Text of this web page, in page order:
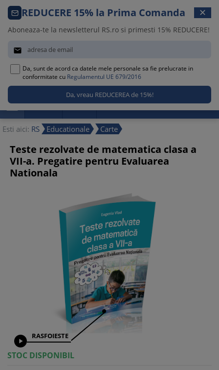
Comanda telefonica · 021 209 45 12

 Promotii Noutati Reduceri
Esti aici: RS Educationale Carte
REDUCERE 15% la Prima Comanda ✕
Aboneaza-te la newsletterul RS.ro si primesti 15% REDUCERE!

Da, sunt de acord ca datele mele personale sa fie prelucrate in
conformitate cu Regulamentul UE 679/2016
Teste rezolvate de matematica clasa a
VII-a. Pregatire pentru Evaluarea
Nationala

RASFOIESTE
STOC DISPONIBIL